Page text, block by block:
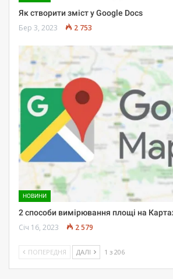
Як створити зміст у Google Docs
Бер 3, 2023 2 753
НОВИНИ
2 способи вимірювання площі на
Січ 16, 2023 2 579
ПОПЕРЕДНЯ ДАЛІ 1 з 206